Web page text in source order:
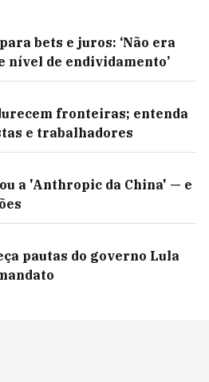
bets e juros: ‘Não era
nível de endividamento’
fronteiras; entenda
e trabalhadores
a 'Anthropic da China' — e
pautas do governo Lula